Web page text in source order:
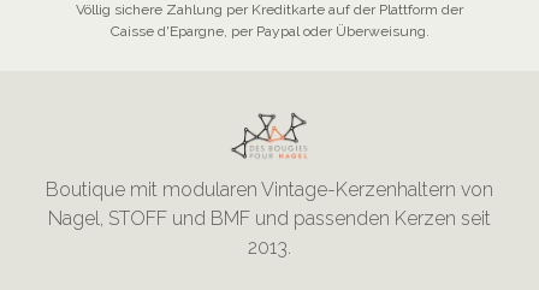
Völlig sichere Zahlung per Kreditkarte auf der Plattform der
Caisse d'Epargne, per Paypal oder Überweisung.
Boutique mit modularen Vintage-Kerzenhaltern von
Nagel, STOFF und BMF und passenden Kerzen seit
2013.